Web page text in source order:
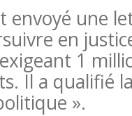
envoyé une
en
1
Il a qualifié
».